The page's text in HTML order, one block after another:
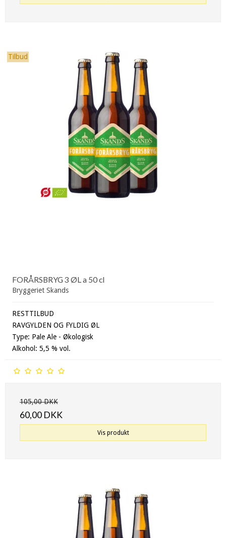
Tilbud
FORÅRSBRYG 3 ØL a 50 cl
Bryggeriet Skands
RESTTILBUD
RAVGYLDEN OG FYLDIG ØL
Type: Pale Ale - Økologisk
Alkohol: 5,5 % vol.
105,00 DKK
60,00 DKK
Vis produkt